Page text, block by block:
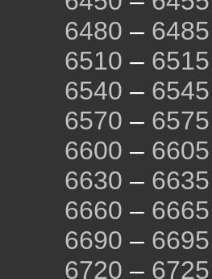
6480 – 6485
6510 – 6515
6540 – 6545
6570 – 6575
6600 – 6605
6630 – 6635
6660 – 6665
6690 – 6695
6720 – 6725